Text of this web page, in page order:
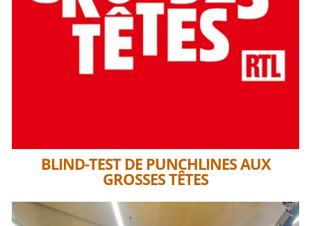
BLIND-TEST DE PUNCHLINES AUX
GROSSES TÊTES